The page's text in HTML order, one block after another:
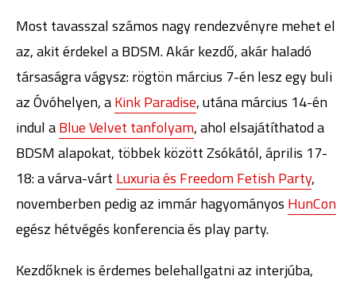
Most tavasszal számos nagy rendezvényre mehet el
az, akit érdekel a BDSM. Akár kezdő, akár haladó
társaságra vágysz: rögtön március 7-én lesz egy buli
az Óvóhelyen, aKink Paradise, utána március 14-én
indul aBlue Velvet tanfolyam, ahol elsajátíthatod a
BDSM alapokat, többek között Zsókától, április 17-
18: a várva-várt Luxuria és Freedom Fetish Party,
novemberben pedig az immár hagyományos HunCon
egész hétvégés konferencia és play party.
Kezdőknek is érdemes belehallgatni az interjúba,